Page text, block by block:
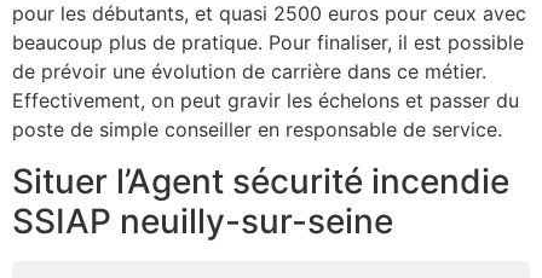
pour les débutants, et quasi 2500 euros pour ceux avec
beaucoup plus de pratique. Pour finaliser, il est possible
de prévoir une évolution de carrière dans ce métier.
Effectivement, on peut gravir les échelons et passer du
poste de simple conseiller en responsable de service.
Situer l’Agent sécurité incendie
SSIAP neuilly-sur-seine